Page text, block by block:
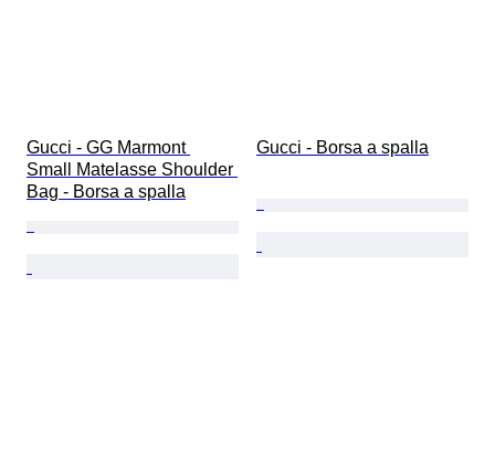
Gucci - GG Marmont
Small Matelasse Shoulder
Bag - Borsa a spalla
Gucci - Borsa a spalla